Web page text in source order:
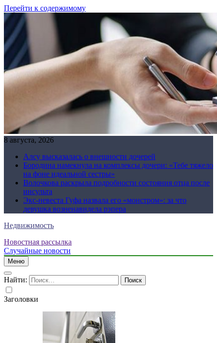
Перейти к содержимому
8 августа, 2026
Алсу высказалась о внешности дочерей
Бородина намекнула на комплексы дочери: «Тебе тяжело
на фоне идеальной сестры»
Волочкова раскрыла подробности состояния отца после
инсульта
Экс-невеста Гуфа назвала его «монстром»: за что
девушка возненавидела рэпера
Недвижимость
Новостная рассылка
Случайные новости
Меню
Найти:
Заголовки